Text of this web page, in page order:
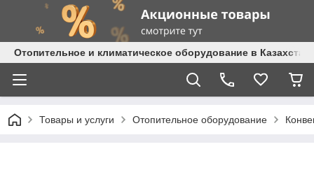
Отопительное и климатическое оборудование в
Товары и услуги Отопительное оборудование